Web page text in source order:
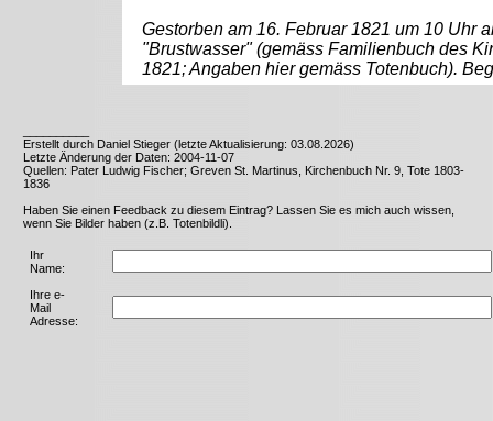
Gestorben am 16. Februar 1821 um 10 Uhr
"Brustwasser" (gemäss Familienbuch des
1821; Angaben hier gemäss Totenbuch).
Erstellt durch Daniel Stieger (letzte Aktualisierung: 03.08.2026)
Letzte Änderung der Daten: 2004-11-07
Quellen: Pater Ludwig Fischer; Greven St. Martinus, Kirchenbuch Nr. 9, Tote 1803-
1836
Haben Sie einen Feedback zu diesem Eintrag? Lassen Sie es mich auch wissen,
wenn Sie Bilder haben (z.B. Totenbildli).
Ihr
Name:
Ihre e-
Mail
Adresse: